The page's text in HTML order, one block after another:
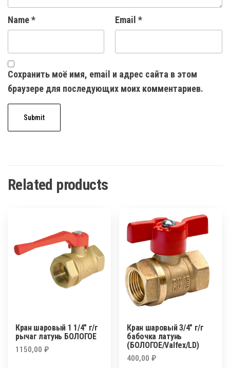
Name* Email *
Сохранить моё имя, email и адрес сайта в этом
браузере для последующих моих комментариев.
Related products
Кран шаровый 1 1/4″ г/г
рычаг латунь БОЛОГОЕ
1150,00 ₽
Кран шаровый 3/4″ г/г
бабочка латунь
(БОЛОГОЕ/Valfex/LD)
400,00₽